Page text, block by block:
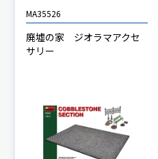
MA35526
廃墟の家 ジオラマアクセ
サリー